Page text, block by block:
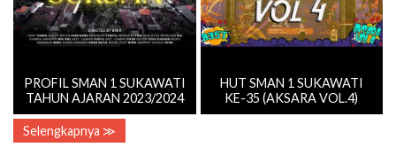
PROFIL SMAN 1 SUKAWATI
TAHUN AJARAN 2023/2024
HUT SMAN 1 SUKAWATI
KE-35 (AKSARA VOL.4)
Selengkapnya ≫